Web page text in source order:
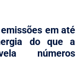
em até
do que a
números